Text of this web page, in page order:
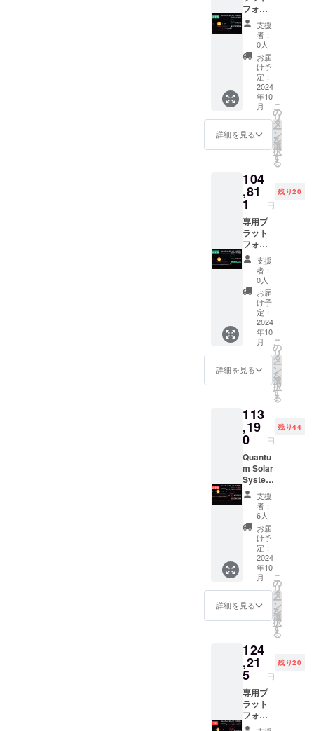
手元に
お届け
する際
に輸入
時消費
税、関
税を直
接お支
払いい
ただく
必要が
ありま
す
販売予
定価格
191,100
円（税
込） ※
リター
ン価格
は送料
込みで
す ※ 海
外から
直接発
送とな
るた
費税は
不課税
となり
ます
が、皆
様のお
手元に
お届け
する際
に輸入
時消費
税、関
税を直
接お支
払いい
ただく
必要が
ありま
す
フォー
ム
（台）
× 1 惑星
セット
× 1 太陽
（LED
内蔵）
AC/DC
アダプ
ター × 1
アプリ
ケー
（iOS/A
ndroid
） メー
カー保
証：1年
※ 一般
販売予
定価格
191,100
円（税
込） ※
リター
ン価格
は送料
込みで
す ※ 海
外から
直接発
送とな
るた
費税は
不課税
となり
ます
が、皆
様のお
手元に
お届け
する際
に輸入
時消費
税、関
税を直
接お支
払いい
ただく
必要が
ありま
す
支援
者：
0人
お届
け予
定：
2024
年10
月
詳細を見る
こ
の
リ
タ
ー
ン
を
選
択
す
る
104
,81
1 円
残り20
専用プ
ラット
フォー
ム
（台）
× 1 惑星
セット
× 1 太陽
（LED
内蔵）
AC/DC
アダプ
ター × 1
アプリ
ケー
（iOS/A
ndroid
） メー
カー保
証：1年
※ 一般
販売予
定価格
191,100
円（税
込） ※
リター
ン価格
は送料
込みで
す ※ 海
外から
直接発
送とな
るた
費税は
不課税
となり
ます
が、皆
様のお
手元に
お届け
支援
者：
0人
お届
け予
定：
2024
年10
月
詳細を見る
こ
の
リ
タ
ー
ン
を
選
択
す
る
113
,19
0 円
残り44
Quantu
m Solar
System
× 1 専用
プラッ
フォー
（台）
× 1 惑星
セット
× 1 太陽
（LED
内蔵）
× 1 保護
ケース
AC/DC
アダプ
ター × 1
製造番
号刻印
証明書
制作
チーム
支援
者：
6人
お届
け予
定：
2024
年10
月
詳細を見る
こ
の
リ
タ
ー
ン
を
選
択
す
る
124
,21
5 円
残り20
専用プ
ラット
フォー
ム